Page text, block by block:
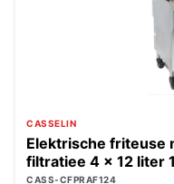
CASSELIN
Elektrische friteuse
filtratiee 4 x 12 liter
CASS-CFPRAF124